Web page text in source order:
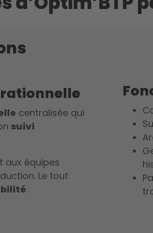
centralisée qui
suivi
aux équipes
Le tout
.